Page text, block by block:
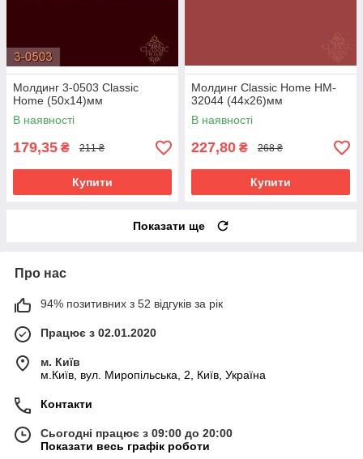
Молдинг 3-0503 Classic
Home (50x14)мм
В наявності
179,35 ₴ 211 ₴
Купити
Молдинг Classic Home HM-
32044 (44х26)мм
В наявності
227,80 ₴ 268 ₴
Купити
Показати ще
Про нас
94% позитивних з 52 відгуків за рік
Працює з 02.01.2020
м. Київ
м.Київ, вул. Миропільська, 2, Київ, Україна
Контакти
Сьогодні працює з 09:00 до 20:00
Показати весь графік роботи